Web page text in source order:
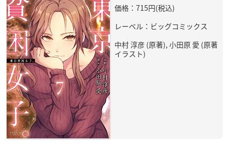
価格：715円(税込)
レーベル：ビッグコミックス
中村 淳彦 (原著), 小田原 愛 (原著
イラスト)